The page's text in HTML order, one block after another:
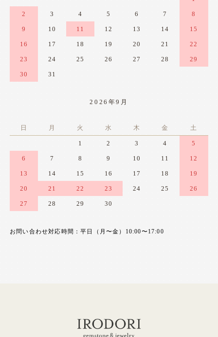
2 3 4 5 6 7 8
9 10 11 12 13 14 15
16 17 18 19 20 21 22
23 24 25 26 27 28 29
30 31
2026年9月
日 月 火 水 木 金 土
1 2 3 4 5
6 7 8 9 10 11 12
13 14 15 16 17 18 19
20 21 22 23 24 25 26
27 28 29 30
お問い合わせ対応時間：平日（月〜金）10:00〜17:00